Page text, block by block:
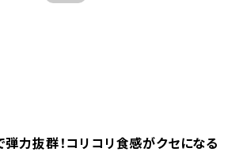
力抜群！コリコリ食感がクセになる